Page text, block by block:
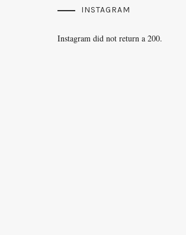
INSTAGRAM
Instagram did not return a 200.